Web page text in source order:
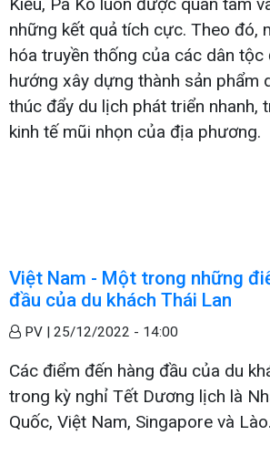
những kết quả tích cực. Theo đó,
hóa truyền thống của các dân
hướng xây dựng thành sản phẩm
thúc đẩy du lịch phát triển nhanh,
kinh tế mũi nhọn của địa phương.
Việt Nam - Một trong những
đầu của du khách Thái Lan
PV | 25/12/2022 - 14:00
Các điểm đến hàng đầu của du
trong kỳ nghỉ Tết Dương lịch là
Quốc, Việt Nam, Singapore và Lào.